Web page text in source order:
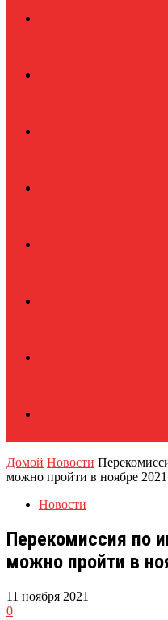
Домой Новости
можно пройти в ноябре 2021
Новости
Перекомиссия по
можно пройти в
11 ноября 2021
0